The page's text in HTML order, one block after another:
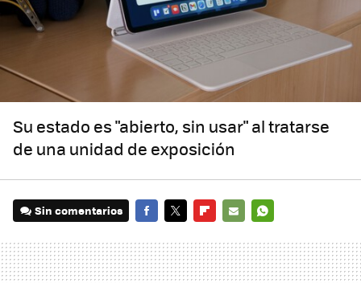
Su estado es "abierto, sin usar" al tratarse
de una unidad de exposición
Sin comentarios
MAIL